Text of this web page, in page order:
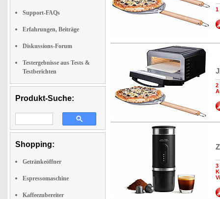
Support-FAQs
Erfahrungen, Beiträge
Diskussions-Forum
Testergebnisse aus Tests &
Testberichten
Produkt-Suche:
Shopping:
Getränkeöffner
Espressomaschine
Kaffeezubereiter
1
2
3